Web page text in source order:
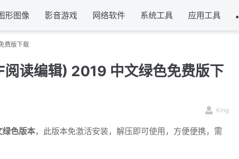
形图像 影音游戏 网络软件 系统工具 应用工具
费版下载
读编辑) 2019 中文绿色免费版下
King
色版本，此版本免激活安装，解压即可使用，方便便携，需